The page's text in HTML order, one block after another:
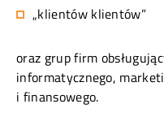
„klientów klientów”
oraz grup firm
informatycznego,
i finansowego.